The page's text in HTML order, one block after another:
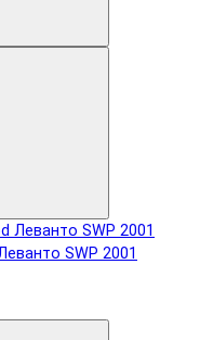
SWP 2001